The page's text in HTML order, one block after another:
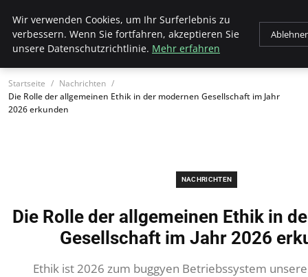
Unseretop10
Startseite
Nachrichten
Die Rolle der allgemeinen Ethik in der modernen Gesellschaft im Jahr
2026 erkunden
NACHRICHTEN
Die Rolle der allgemeinen Ethik in
Gesellschaft im Jahr 2026
Ethik ist 2026 zum buggyen Betriebssystem
Wir verwenden Cookies, um Ihr Surferlebnis zu
verbessern. Wenn Sie fortfahren, akzeptieren Sie
unsere Datenschutzrichtlinie. Mehr erfahren